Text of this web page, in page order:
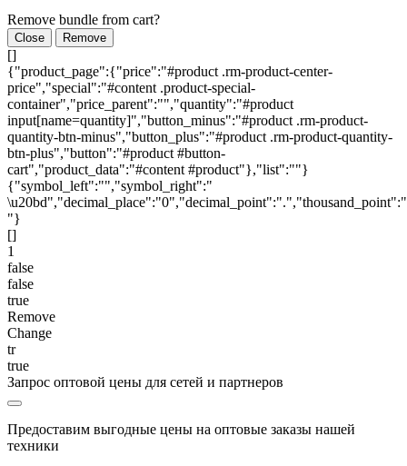
Remove bundle from cart?
Close Remove
[]
{"product_page":{"price":"#product .rm-product-center-
price","special":"#content .product-special-
container","price_parent":"","quantity":"#product
input[name=quantity]","button_minus":"#product .rm-product-
quantity-btn-minus","button_plus":"#product .rm-product-quantity-
btn-plus","button":"#product #button-
cart","product_data":"#content #product"},"list":""}
{"symbol_left":"","symbol_right":"
\u20bd","decimal_place":"0","decimal_point":".","thousand_point":"
"}
[]
1
false
false
true
Remove
Change
tr
true
Запрос оптовой цены для сетей и партнеров
Предоставим выгодные цены на оптовые заказы нашей
техники